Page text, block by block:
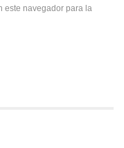
este navegador para la